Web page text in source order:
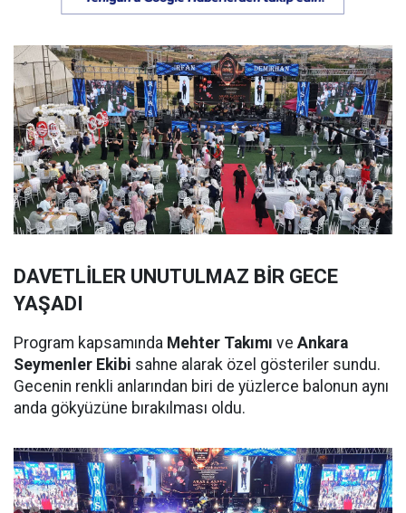
DAVETLİLER UNUTULMAZ BİR GECE
YAŞADI
Program kapsamında Mehter Takımı ve Ankara
Seymenler Ekibi sahne alarak özel gösteriler sundu.
Gecenin renkli anlarından biri de yüzlerce balonun aynı
anda gökyüzüne bırakılması oldu.